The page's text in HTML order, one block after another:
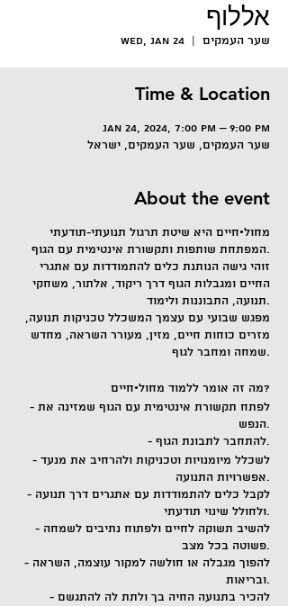
אללוף
Wed, Jan 24
  |
שער העמקים
Time & Location
Jan 24, 2024, 7:00 PM – 9:00 PM
שער העמקים, שער העמקים, ישראל
About the event
מחול•חיים היא שיטת תרגול תנועתי-תודעתי
המפתחת שותפות ותקשורת אינטימית עם הגוף.
זוהי גישה הנותנת כלים להתמודדות עם אתגרי
החיים ומגבלות הגוף דרך ריקוד, אלתור, משחקי
תנועה, התבוננות ולימוד.
מפגש שבועי עם עצמך המשכלל טכניקות תנועה,
מזרים כוחות חיים, מזין, מעורר השראה, מחדש
שמחה ומחבר לגוף.
מה זה אומר ללמוד מחול•חיים?
- לפתח תקשורת אינטימית עם הגוף שמזינה את
הנפש.
- להתחבר לתבונת הגוף.
- לשכלל מיומנויות וטכניקות ולהרחיב את מנעד
אפשרויות התנועה.
- לקבל כלים להתמודדות עם אתגרים דרך תנועה
ולחולל שינוי תודעתי.
- להשיב תשוקה לחיים ולפתוח נתיבים לשמחה
פשוטה בכל מצב.
- להפוך מגבלה או חולשה למקור עוצמה, השראה
ובריאות.
- להכיר בתנועה החיה בך ולתת לה להתגשם